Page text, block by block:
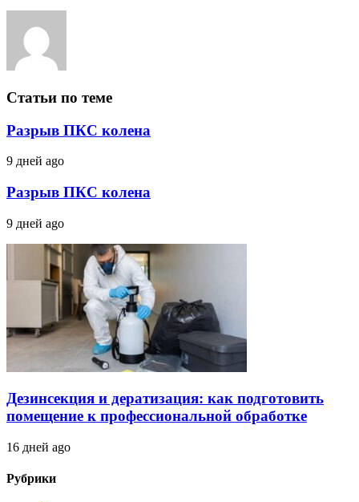
Статьи по теме
Разрыв ПКС колена
9 дней ago
Разрыв ПКС колена
9 дней ago
Дезинсекция и дератизация: как подготовить
помещение к профессиональной обработке
16 дней ago
Рубрики